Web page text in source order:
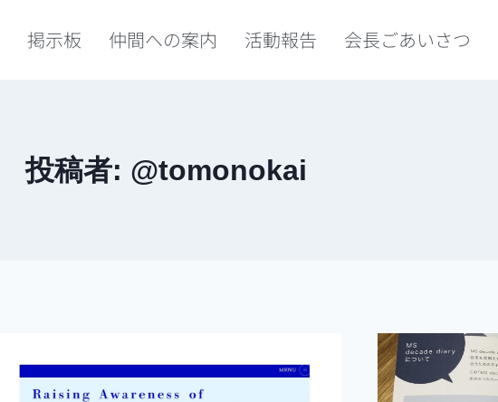
掲示板 仲間への案内 活動報告 会長ごあいさつ
投稿者: @tomonokai